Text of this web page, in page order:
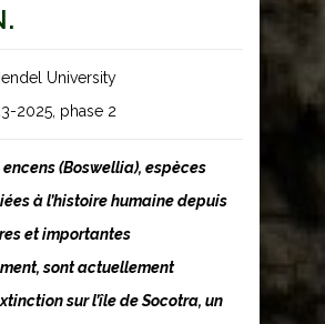
University
2025, phase 2
(Boswellia), espèces
à l’histoire humaine depuis
et importantes
sont actuellement
sur l’île de Socotra, un